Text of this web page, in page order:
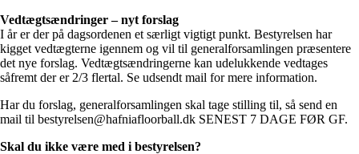
Vedtægtsændringer – nyt forslag
I år er der på dagsordenen et særligt vigtigt punkt. Bestyrelsen har
kigget vedtægterne igennem og vil til generalforsamlingen præsentere
det nye forslag. Vedtægtsændringerne kan udelukkende vedtages
såfremt der er 2/3 flertal. Se udsendt mail for mere information.
Har du forslag, generalforsamlingen skal tage stilling til, så send en
mail til bestyrelsen@hafniafloorball.dk SENEST 7 DAGE FØR GF.
Skal du ikke være med i bestyrelsen?